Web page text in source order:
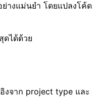
างแม่นยำ โดยแปลงโค้ด
ดได้ด้วย
งจาก project type และ